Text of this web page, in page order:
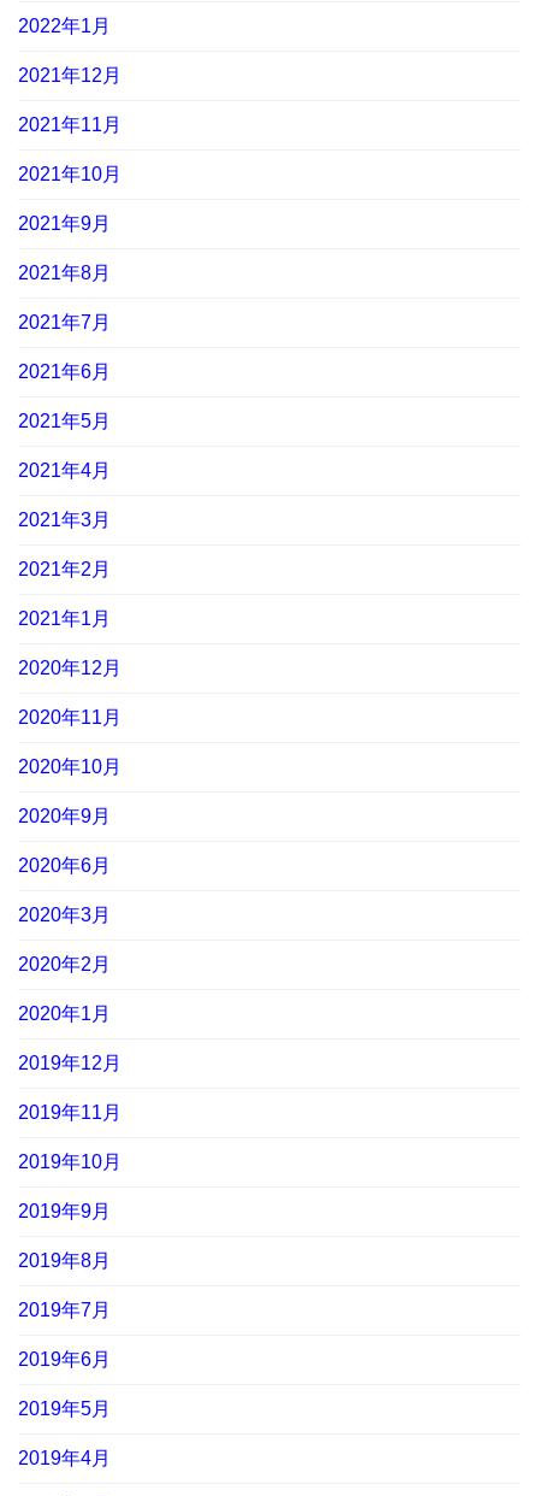
2022年1月
2021年12月
2021年11月
2021年10月
2021年9月
2021年8月
2021年7月
2021年6月
2021年5月
2021年4月
2021年3月
2021年2月
2021年1月
2020年12月
2020年11月
2020年10月
2020年9月
2020年6月
2020年3月
2020年2月
2020年1月
2019年12月
2019年11月
2019年10月
2019年9月
2019年8月
2019年7月
2019年6月
2019年5月
2019年4月